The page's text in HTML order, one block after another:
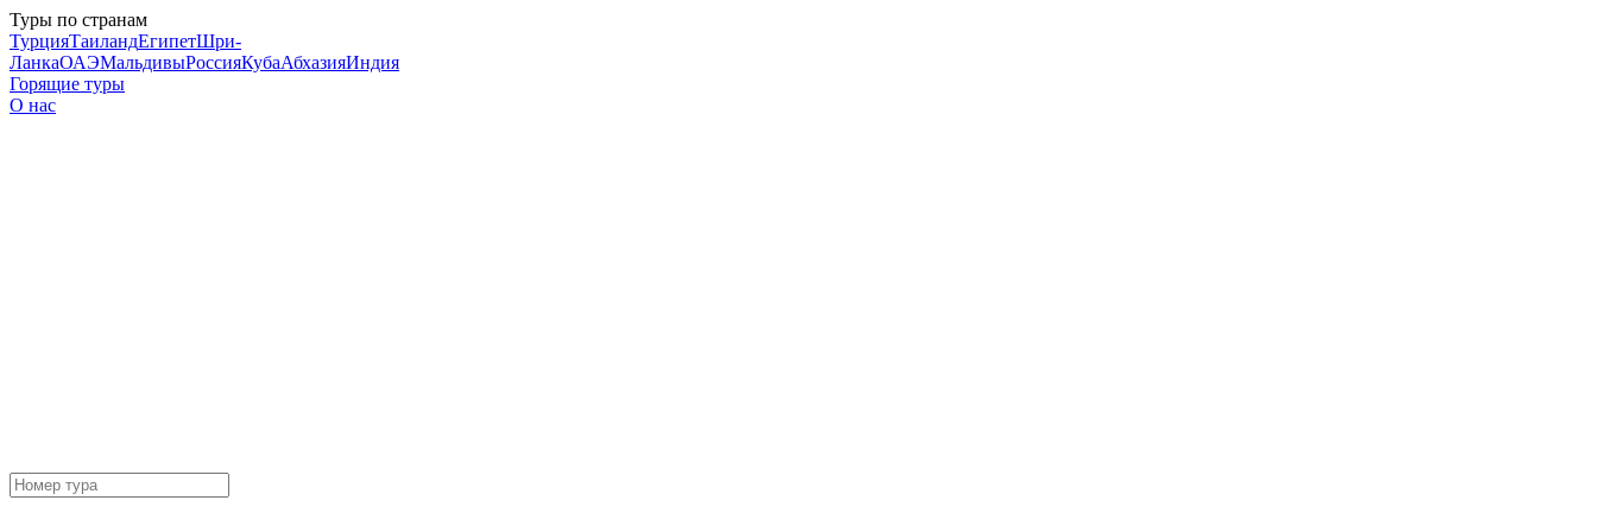
Туры по странам
ТурцияТаиландЕгипетШри-
ЛанкаОАЭМальдивыРоссияКубаАбхазияИндия
Горящие туры
О нас